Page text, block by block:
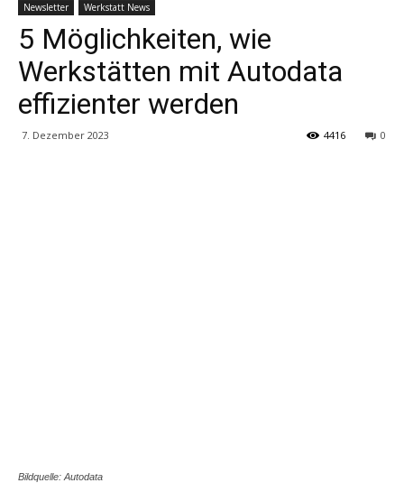
Newsletter Werkstatt News
5 Möglichkeiten, wie
Werkstätten mit Autodata
effizienter werden
7. Dezember 2023 0
4416
Bildquelle: Autodata